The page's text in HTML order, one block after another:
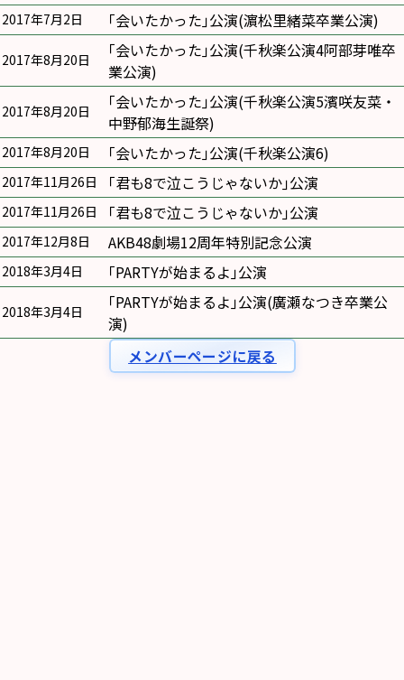
2017年7月2日 ｢会いたかった｣公演(濵松里緒菜卒業公演)
2017年8月20日
｢会いたかった｣公演(千秋楽公演4阿部芽唯卒
業公演)
2017年8月20日
｢会いたかった｣公演(千秋楽公演5濱咲友菜・
中野郁海生誕祭)
2017年8月20日 ｢会いたかった｣公演(千秋楽公演6)
2017年11月26日 ｢君も8で泣こうじゃないか｣公演
2017年11月26日 ｢君も8で泣こうじゃないか｣公演
2017年12月8日 AKB48劇場12周年特別記念公演
2018年3月4日 ｢PARTYが始まるよ｣公演
2018年3月4日
｢PARTYが始まるよ｣公演(廣瀬なつき卒業公
演)
メンバーページに戻る